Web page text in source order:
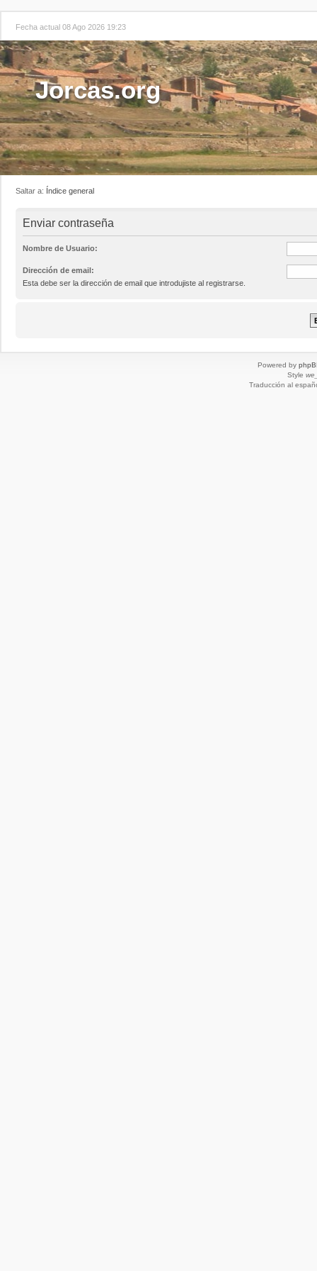
Fecha actual 08 Ago 2026 19:23
Jorcas.org
Saltar a: Índice general
Enviar contraseña
Nombre de Usuario:
Dirección de email:
Esta debe ser la dirección de email que introdujiste al registrarse.
Powered by
Style
Traducción al